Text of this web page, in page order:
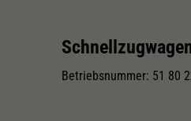
Betriebsnummer: 51 80